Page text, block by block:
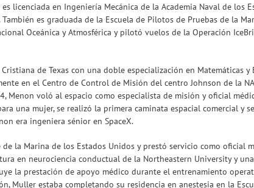
licenciada en Ingeniería Mecánica de la Academia Naval de los
es graduada de la Escuela de Pilotos de Pruebas de la
Oceánica y Atmosférica y pilotó vuelos de la Operación
de Texas con una doble especialización en Matemáticas y
en el Centro de Control de Misión del centro Johnson de la
Menon voló al espacio como especialista de misión y oficial
una mujer, se realizó la primera caminata espacial comercial y se
era ingeniera sénior en SpaceX.
la Marina de los Estados Unidos y prestó servicio como oficial
en neurociencia conductual de la Northeastern University y una
la prestación de apoyo médico durante el entrenamiento
Muller estaba completando su residencia en anestesia en la